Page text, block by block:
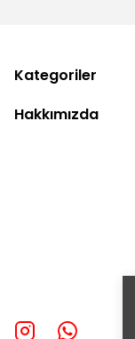
Kategoriler
Hakkımızda